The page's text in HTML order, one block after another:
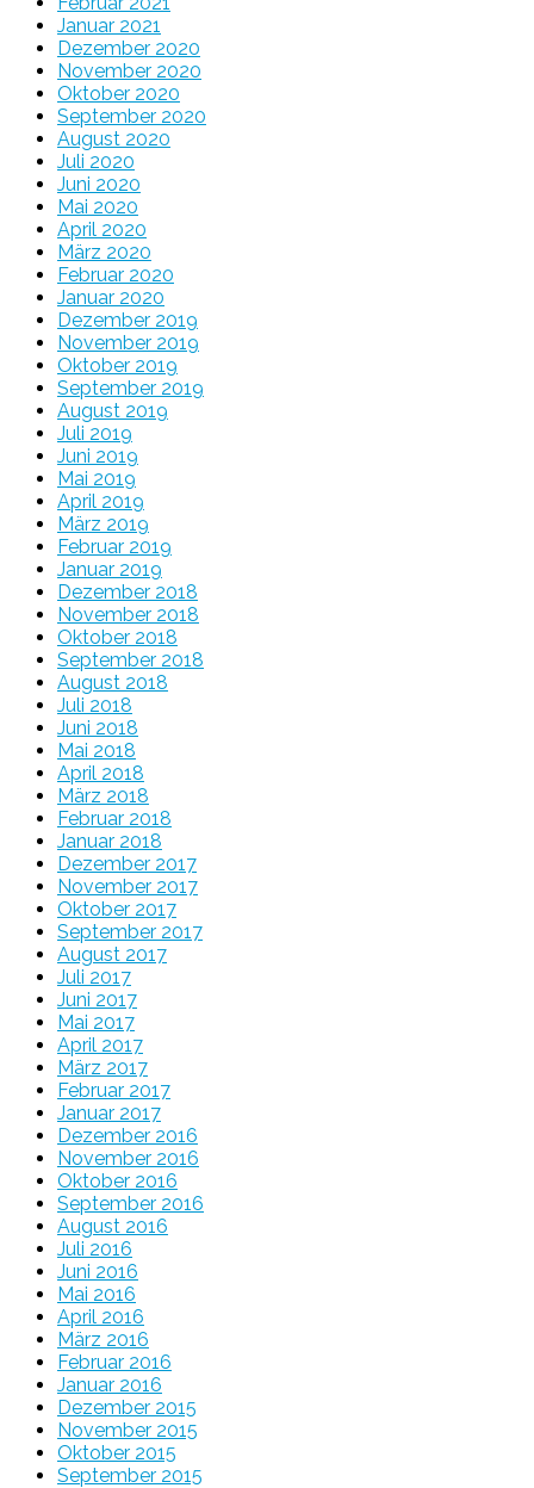
Januar 2021
Dezember 2020
November 2020
Oktober 2020
September 2020
August 2020
Juli 2020
Juni 2020
Mai 2020
April 2020
März 2020
Februar 2020
Januar 2020
Dezember 2019
November 2019
Oktober 2019
September 2019
August 2019
Juli 2019
Juni 2019
Mai 2019
April 2019
März 2019
Februar 2019
Januar 2019
Dezember 2018
November 2018
Oktober 2018
September 2018
August 2018
Juli 2018
Juni 2018
Mai 2018
April 2018
März 2018
Februar 2018
Januar 2018
Dezember 2017
November 2017
Oktober 2017
September 2017
August 2017
Juli 2017
Juni 2017
Mai 2017
April 2017
März 2017
Februar 2017
Januar 2017
Dezember 2016
November 2016
Oktober 2016
September 2016
August 2016
Juli 2016
Juni 2016
Mai 2016
April 2016
März 2016
Februar 2016
Januar 2016
Dezember 2015
November 2015
Oktober 2015
September 2015